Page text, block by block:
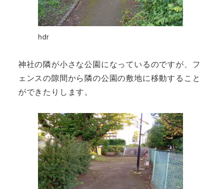
hdr
神社の隣が小さな公園になっているのですが、フ
ェンスの隙間から隣の公園の敷地に移動すること
ができたりします。